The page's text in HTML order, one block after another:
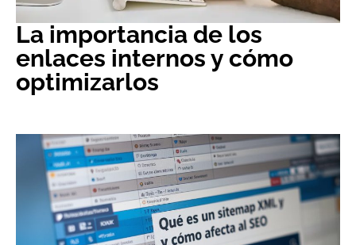
La importancia de los
enlaces internos y cómo
optimizarlos